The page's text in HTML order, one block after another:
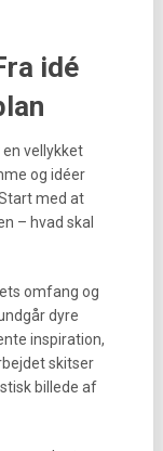
idé
vellykket
og idéer
med at
– hvad skal
omfang og
dyre
inspiration,
skitser
billede af